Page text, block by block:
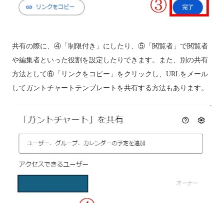
共有の際に、④「制限付き」にしたり、⑤「閲覧者」で閲覧者
や編集者といった役割を設定したりできます。また、別の共有
方法として⑥「リンクをコピー」をクリックし、URLをメール
してガントチャートテンプレートを共有する方法もあります。